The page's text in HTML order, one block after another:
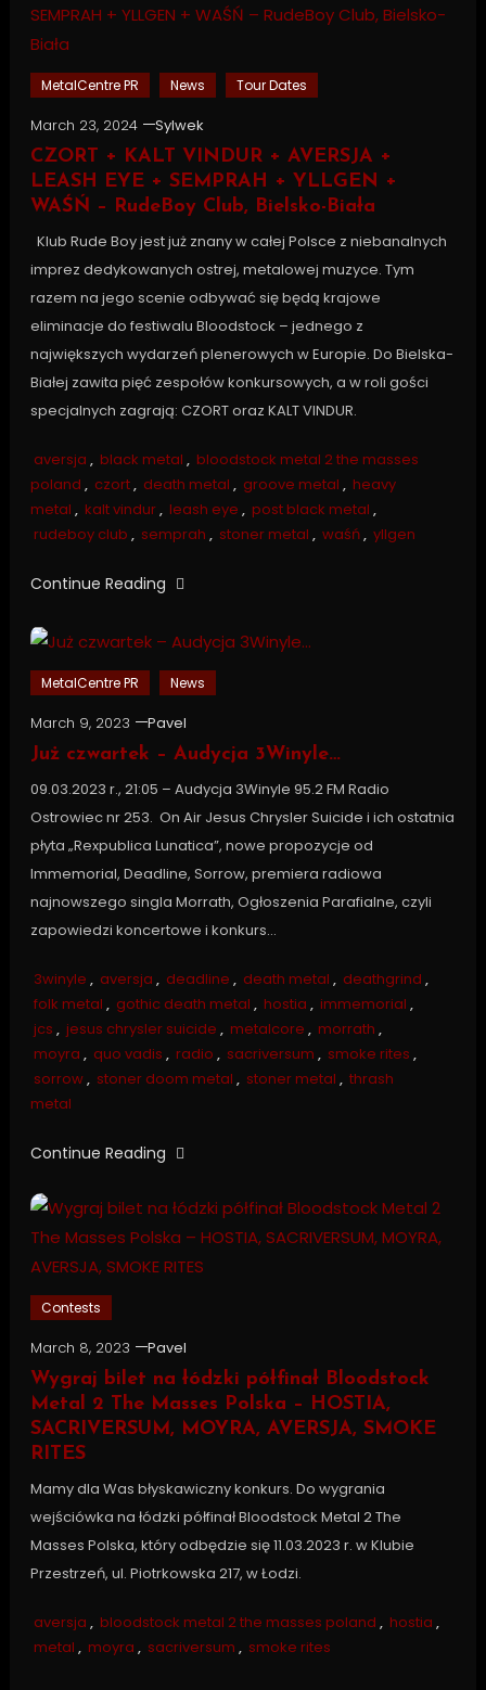
MetalCentre PR News Tour Dates
March 23, 2024
Sylwek
CZORT + KALT VINDUR + AVERSJA +
LEASH EYE + SEMPRAH + YLLGEN +
WAŚŃ – RudeBoy Club, Bielsko-Biała
Klub Rude Boy jest już znany w całej Polsce z niebanalnych
imprez dedykowanych ostrej, metalowej muzyce. Tym
razem na jego scenie odbywać się będą krajowe
eliminacje do festiwalu Bloodstock – jednego z
największych wydarzeń plenerowych w Europie. Do Bielska-
Białej zawita pięć zespołów konkursowych, a w roli gości
specjalnych zagrają: CZORT oraz KALT VINDUR.
aversja , black metal , bloodstock metal 2 the masses
poland , czort, death metal , groove metal , heavy
metal , kalt vindur, leash eye , post black metal ,
rudeboy club , semprah , stoner metal , waśń, yllgen
Continue Reading
MetalCentre PR News
March 9, 2023
Pavel
Już czwartek – Audycja 3Winyle…
09.03.2023 r., 21:05 – Audycja 3Winyle 95.2 FM Radio
Ostrowiec nr 253. On Air Jesus Chrysler Suicide i ich ostatnia
płyta „Rexpublica Lunatica”, nowe propozycje od
Immemorial, Deadline, Sorrow, premiera radiowa
najnowszego singla Morrath, Ogłoszenia Parafialne, czyli
zapowiedzi koncertowe i konkurs…
3winyle , aversja , deadline , death metal , deathgrind ,
folk metal , gothic death metal , hostia , immemorial ,
jcs , jesus chrysler suicide , metalcore , morrath ,
moyra , quo vadis , radio , sacriversum , smoke rites ,
sorrow, stoner doom metal , stoner metal , thrash
metal
Continue Reading
Contests
March 8, 2023
Pavel
Wygraj bilet na łódzki półfinał Bloodstock
Metal 2 The Masses Polska – HOSTIA,
SACRIVERSUM, MOYRA, AVERSJA, SMOKE
RITES
Mamy dla Was błyskawiczny konkurs. Do wygrania
wejściówka na łódzki półfinał Bloodstock Metal 2 The
Masses Polska, który odbędzie się 11.03.2023 r. w Klubie
Przestrzeń, ul. Piotrkowska 217, w Łodzi.
aversja , bloodstock metal 2 the masses poland , hostia ,
metal , moyra , sacriversum , smoke rites